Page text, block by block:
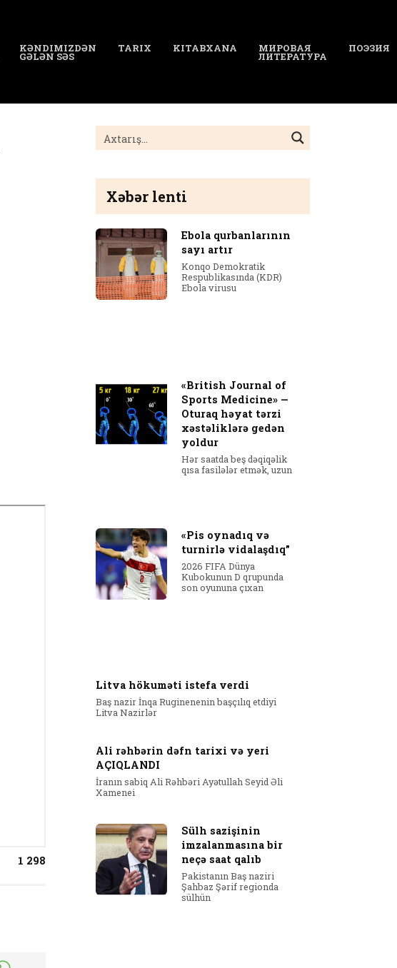
KƏNDIMIZDƏN
GƏLƏN SƏS
TARIX KITABXANA МИРОВАЯ
ЛИТЕРАТУРА
ПОЭЗИЯ
1 298
Xəbər lenti
Ebola qurbanlarının
sayı artır
Konqo Demokratik
Respublikasında (KDR)
Ebola virusu
«British Journal of
Sports Medicine» —
Oturaq həyat tərzi
xəstəliklərə gedən
yoldur
Hər saatda beş dəqiqəlik
qısa fasilələr etmək, uzun
«Pis oynadıq və
turnirlə vidalaşdıq”
2026 FIFA Dünya
Kubokunun D qrupunda
son oyununa çıxan
Litva hökuməti istefa verdi
Baş nazir İnqa Ruginenenin başçılıq etdiyi
Litva Nazirlər
Ali rəhbərin dəfn tarixi və yeri
AÇIQLANDI
İranın sabiq Ali Rəhbəri Ayətullah Seyid Əli
Xamenei
Sülh sazişinin
imzalanmasına bir
neçə saat qalıb
Pakistanın Baş naziri
Şahbaz Şərif regionda
sülhün